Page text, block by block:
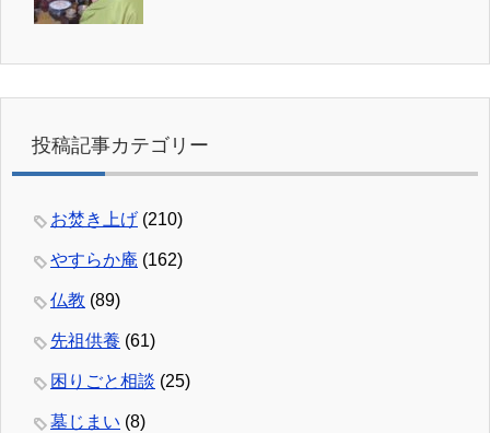
投稿記事カテゴリー
お焚き上げ (210)
やすらか庵 (162)
仏教 (89)
先祖供養 (61)
困りごと相談 (25)
墓じまい (8)